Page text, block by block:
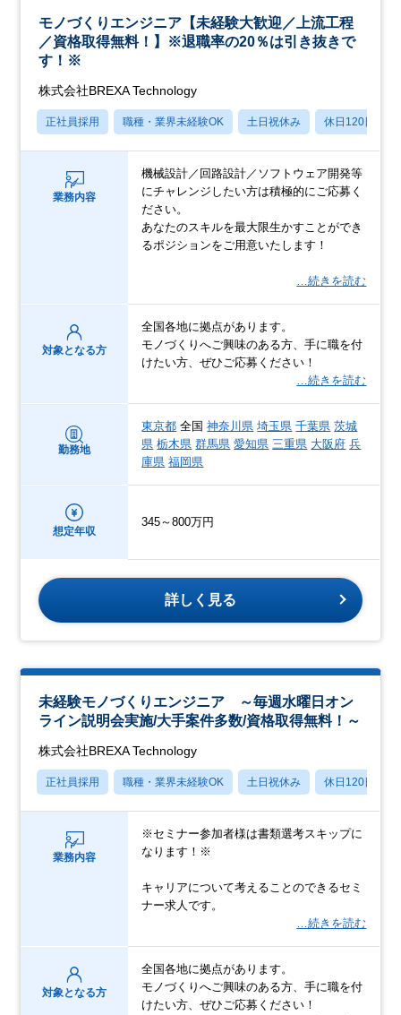
モノづくりエンジニア【未経験大歓迎／上流工程
／資格取得無料！】※退職率の20％は引き抜きで
す！※
株式会社BREXA Technology
正社員採用 職種・業界未経験OK 土日祝休み 休日120日以上
業務内容
機械設計／回路設計／ソフトウェア開発等
にチャレンジしたい方は積極的にご応募く
ださい。
あなたのスキルを最大限生かすことができ
るポジションをご用意いたします！
…続きを読む
対象となる方
全国各地に拠点があります。
モノづくりへご興味のある方、手に職を付
けたい方、ぜひご応募ください！
…続きを読む
勤務地
東京都 全国神奈川県 埼玉県 千葉県 茨城
県 栃木県 群馬県 愛知県 三重県 大阪府 兵
庫県 福岡県
想定年収
345～800万円
詳しく見る
未経験モノづくりエンジニア ～毎週水曜日オン
ライン説明会実施/大手案件多数/資格取得無料！～
株式会社BREXA Technology
正社員採用 職種・業界未経験OK 土日祝休み 休日120日以上
業務内容
※セミナー参加者様は書類選考スキップに
なります！※
キャリアについて考えることのできるセミ
ナー求人です。
…続きを読む
対象となる方
全国各地に拠点があります。
モノづくりへご興味のある方、手に職を付
けたい方、ぜひご応募ください！